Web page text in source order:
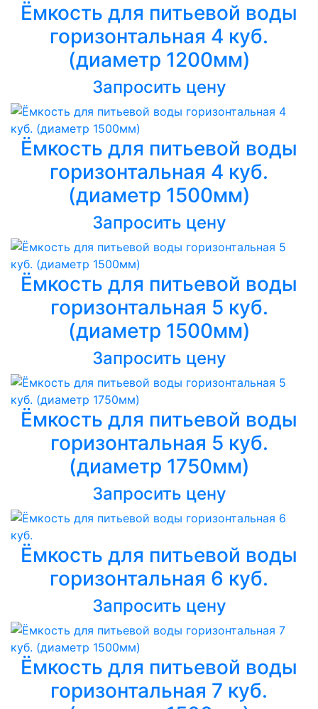
Ёмкость для питьевой воды
горизонтальная 4 куб.
(диаметр 1200мм)
Запросить цену
Ёмкость для питьевой воды
горизонтальная 4 куб.
(диаметр 1500мм)
Запросить цену
Ёмкость для питьевой воды
горизонтальная 5 куб.
(диаметр 1500мм)
Запросить цену
Ёмкость для питьевой воды
горизонтальная 5 куб.
(диаметр 1750мм)
Запросить цену
Ёмкость для питьевой воды
горизонтальная 6 куб.
Запросить цену
Ёмкость для питьевой воды
горизонтальная 7 куб.